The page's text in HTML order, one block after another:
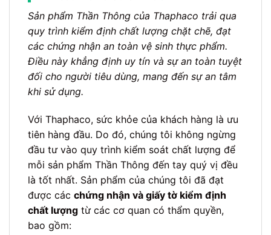
Sản phẩm Thần Thông của Thaphaco trải qua
quy trình kiểm định chất lượng chặt chẽ, đạt
các chứng nhận an toàn vệ sinh thực phẩm.
Điều này khẳng định uy tín và sự an toàn tuyệt
đối cho người tiêu dùng, mang đến sự an tâm
khi sử dụng.
Với Thaphaco, sức khỏe của khách hàng là ưu
tiên hàng đầu. Do đó, chúng tôi không ngừng
đầu tư vào quy trình kiểm soát chất lượng để
mỗi sản phẩm Thần Thông đến tay quý vị đều
là tốt nhất. Sản phẩm của chúng tôi đã đạt
được các chứng nhận và giấy tờ kiểm định
chất lượng từ các cơ quan có thẩm quyền,
bao gồm: